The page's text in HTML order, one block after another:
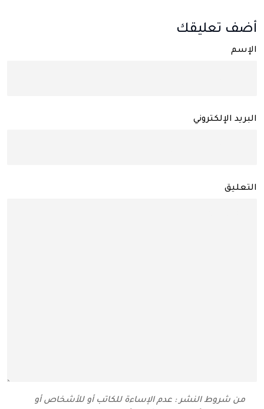
أضف تعليقك
الإسم
البريد الإلكتروني
التعليق
من شروط النشر : عدم الإساءة للكاتب أو للأشخاص أو